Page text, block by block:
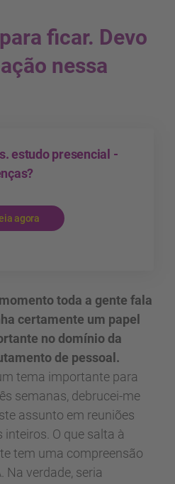
ficar. Devo
nessa
estudo presencial -
agora
toda a gente fala
certamente um papel
no domínio da
de pessoal.
tema importante para
semanas, debrucei-me
assunto em reuniões
O que salta à
tem uma compreensão
Na verdade, seria